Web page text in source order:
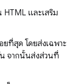
HTML และเสริม
ที่สุด โดยส่งเฉพาะ
น จากนั้นส่งส่วนที่